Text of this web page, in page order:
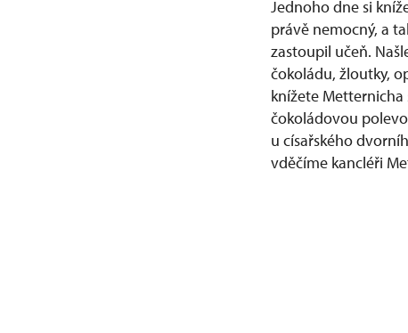
Jednoho dne si
právě nemocný, a
zastoupil učeň.
čokoládu, žloutky,
knížete Metternicha
čokoládovou
u císařského
vděčíme kancléři